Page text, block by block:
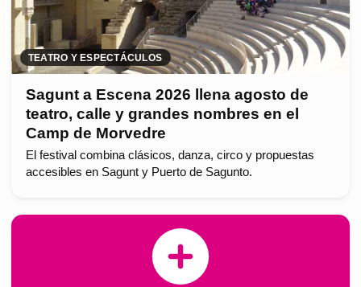
TEATRO Y ESPECTÁCULOS
Sagunt a Escena 2026 llena agosto de
teatro, calle y grandes nombres en el
Camp de Morvedre
El festival combina clásicos, danza, circo y propuestas
accesibles en Sagunt y Puerto de Sagunto.